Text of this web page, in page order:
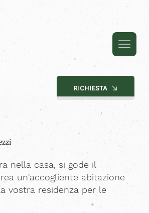
RICHIESTA
nella casa, si gode il
un'accogliente abitazione
vostra residenza per le